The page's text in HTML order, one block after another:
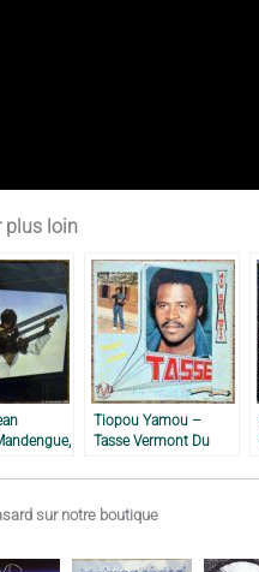
plus loin
Tiopou Yamou –
Tasse Vermont Du
sur notre boutique